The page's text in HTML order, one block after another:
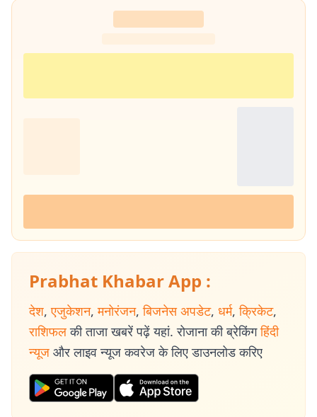
Prabhat Khabar App :
देश, एजुकेशन, मनोरंजन, बिजनेस अपडेट, धर्म, क्रिकेट,
राशिफल की ताजा खबरें पढ़ें यहां. रोजाना की ब्रेकिंग हिंदी
न्यूज और लाइव न्यूज कवरेज के लिए डाउनलोड करिए